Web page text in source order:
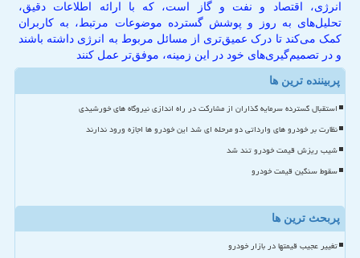
انرژی، اقتصاد و نفت و گاز است، که با ارائه اطلاعات دقیق،
تحلیل‌های به روز و پوشش گسترده موضوعات مرتبط، به کاربران
کمک می‌کند تا درک عمیق‌تری از مسائل مربوط به انرژی داشته باشند
و در تصمیم‌گیری‌های خود در این زمینه، موفق‌تر عمل کنند
پربیننده ترین ها
استقبال گسترده سرمایه گذاران از مشارکت در راه اندازی نیروگاه های خورشیدی
نظارت بر خودرو های وارداتی دو مرحله ای شد این خودرو ها اجازه ورود ندارند
شیب ریزش قیمت خودرو تند شد
سقوط سنگین قیمت خودرو
پربحث ترین ها
تغییر عجیب قیمتها در بازار خودرو